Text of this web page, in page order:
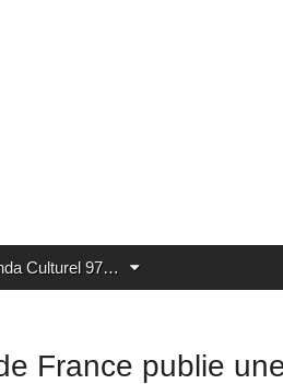
Culturel 97…
France publie